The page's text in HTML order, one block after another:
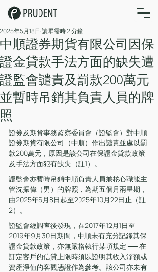
中順證券期貨有限公司因保
證金貸款手法方面的缺失遭
證監會譴責及罰款200萬元
並暫時吊銷其負責人員的牌
照
2025年5月18日 讀畢需時 2 分鐘
證券及期貨事務監察委員會（證監會）對中順
證券期貨有限公司（中順）作出譴責並處以罰
款200萬元，原因是該公司在保證金貸款政策
及手法方面犯有缺失（註1）。
證監會亦暫時吊銷中順負責人員兼核心職能主
管沈振偉（男）的牌照，為期五個月兩星期，
由2025年5月8日起至2025年10月22日止（註
2）。
證監會經調查後發現，在2017年12月1日至
2019年9月30日期間，中順未有充分記錄其保
證金貸款政策，亦無嚴格執行某項規定 ── 在
訂定客戶的信貸上限時須以證明其收入淨額或
資產淨值的客觀憑證作為參考。該公司亦未有